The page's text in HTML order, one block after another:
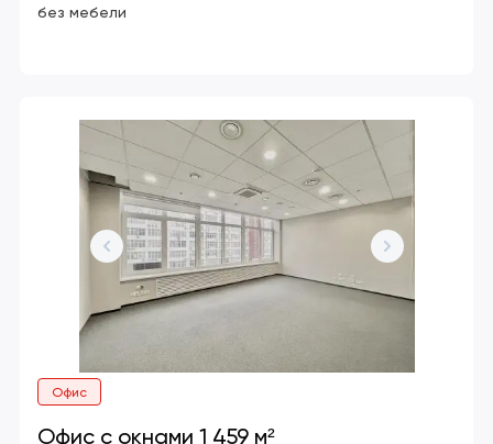
без мебели
Офис
Офис с окнами 1 459 м²